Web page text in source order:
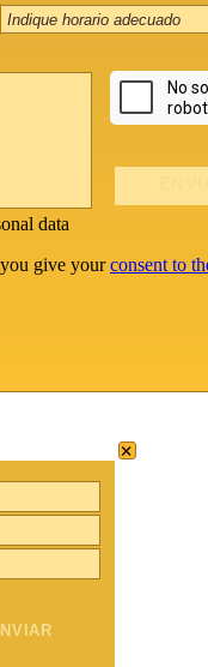
data
give yourconsent to
×